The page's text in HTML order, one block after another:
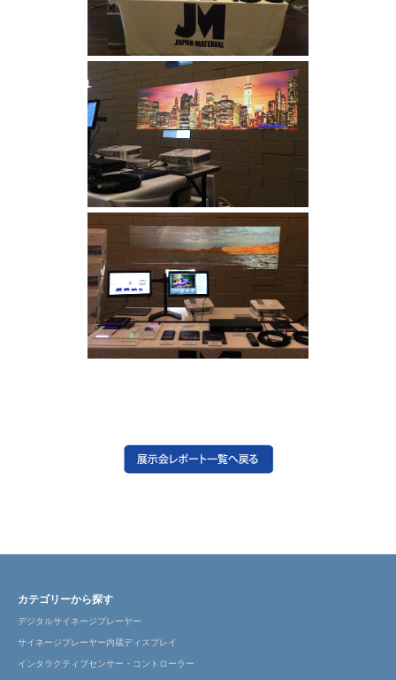
カテゴリーから探す
デジタルサイネージプレーヤー
サイネージプレーヤー内蔵ディスプレイ
インタラクティブセンサー・コントローラー